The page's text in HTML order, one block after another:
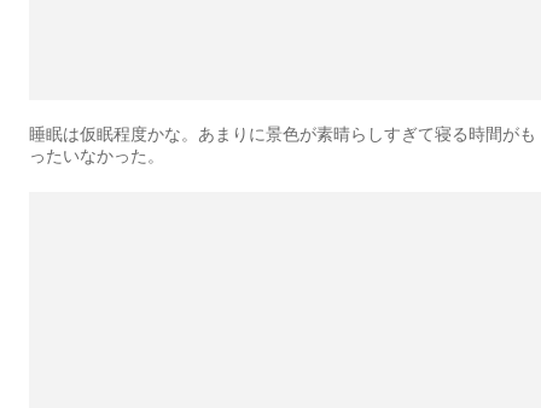
睡眠は仮眠程度かな。あまりに景色が素晴らしすぎて寝る時間がも
ったいなかった。